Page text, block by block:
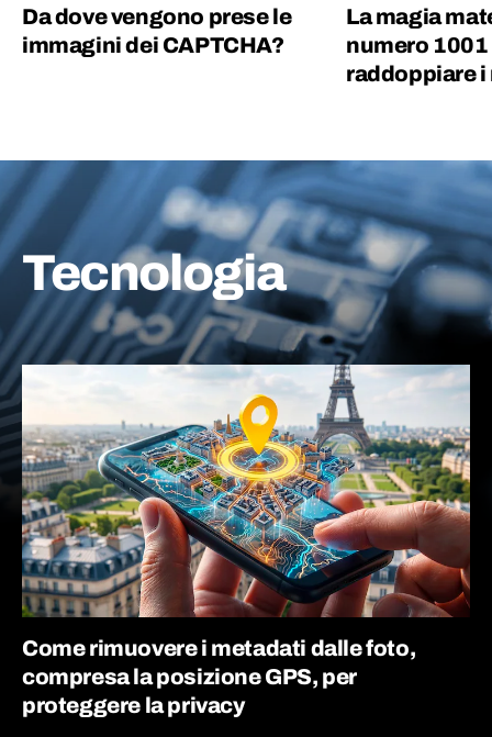
Da dove vengono prese le
immagini dei CAPTCHA?
La magia
numero 1001
raddoppiare i
Tecnologia
Come rimuovere i metadati dalle foto,
compresa la posizione GPS, per
proteggere la privacy